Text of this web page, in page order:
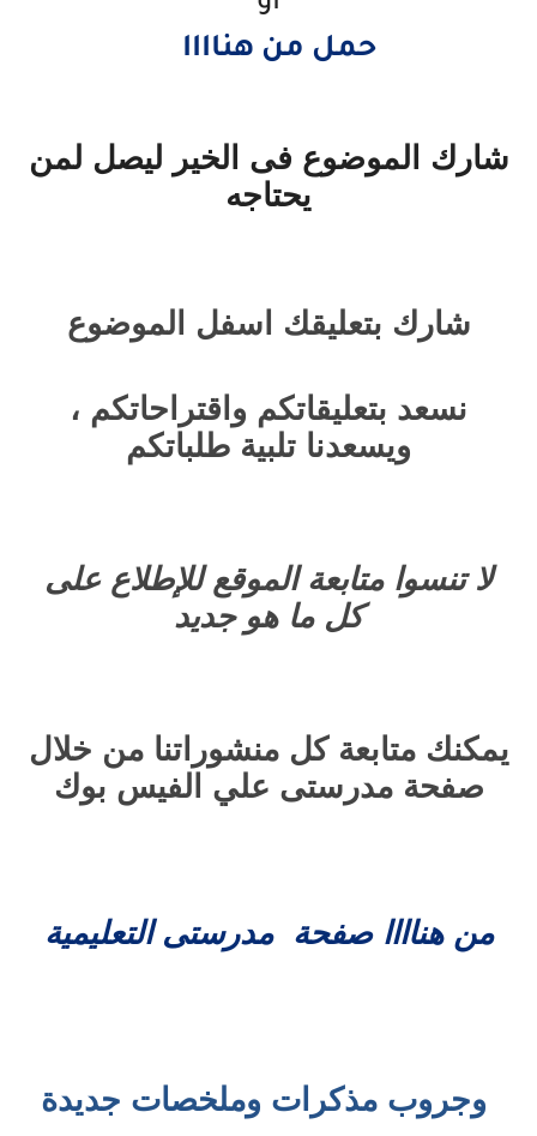
حمل من هناااا
شارك الموضوع فى الخير ليصل لمن
يحتاجه
شارك بتعليقك اسفل الموضوع
نسعد بتعليقاتكم واقتراحاتكم ،
ويسعدنا تلبية طلباتكم
لا تنسوا متابعة الموقع للإطلاع على
كل ما هو جديد
يمكنك متابعة كل منشوراتنا من خلال
صفحة مدرستى علي الفيس بوك
من هناااا صفحة مدرستى التعليمية
وجروب مذكرات وملخصات جديدة